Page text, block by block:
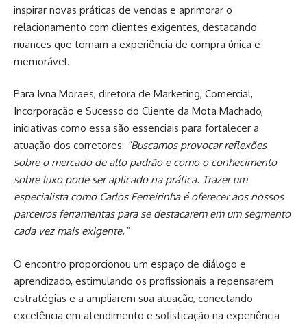
inspirar novas práticas de vendas e aprimorar o
relacionamento com clientes exigentes, destacando
nuances que tornam a experiência de compra única e
memorável.
Para Ivna Moraes, diretora de Marketing, Comercial,
Incorporação e Sucesso do Cliente da Mota Machado,
iniciativas como essa são essenciais para fortalecer a
atuação dos corretores: “Buscamos provocar reflexões
sobre o mercado de alto padrão e como o conhecimento
sobre luxo pode ser aplicado na prática. Trazer um
especialista como Carlos Ferreirinha é oferecer aos nossos
parceiros ferramentas para se destacarem em um segmento
cada vez mais exigente.”
O encontro proporcionou um espaço de diálogo e
aprendizado, estimulando os profissionais a repensarem
estratégias e a ampliarem sua atuação, conectando
excelência em atendimento e sofisticação na experiência